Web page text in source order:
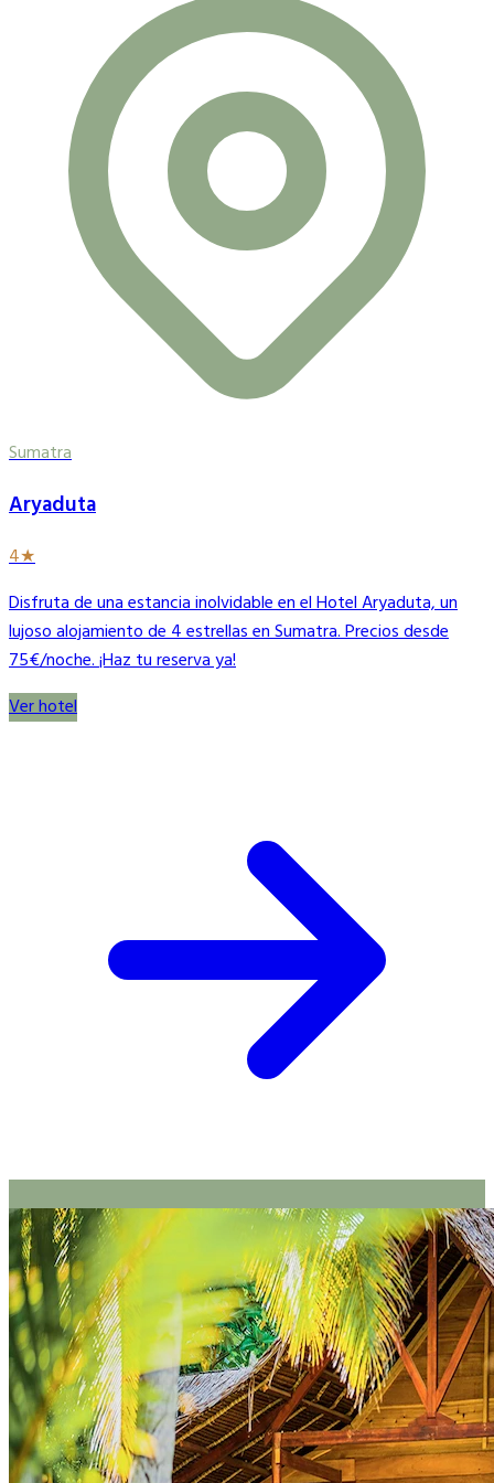
Sumatra
Aryaduta
4★
Disfruta de una estancia inolvidable en el Hotel Aryaduta, un
lujoso alojamiento de 4 estrellas en Sumatra. Precios desde
75€/noche. ¡Haz tu reserva ya!
Ver hotel